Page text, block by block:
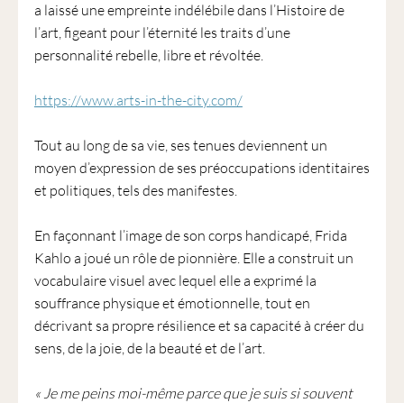
a laissé une empreinte indélébile dans l’Histoire de
l’art, figeant pour l’éternité les traits d’une
personnalité rebelle, libre et révoltée.
https://www.arts-in-the-city.com/
Tout au long de sa vie, ses tenues deviennent un
moyen d’expression de ses préoccupations identitaires
et politiques, tels des manifestes.
En façonnant l’image de son corps handicapé, Frida
Kahlo a joué un rôle de pionnière. Elle a construit un
vocabulaire visuel avec lequel elle a exprimé la
souffrance physique et émotionnelle, tout en
décrivant sa propre résilience et sa capacité à créer du
sens, de la joie, de la beauté et de l’art.
« Je me peins moi-même parce que je suis si souvent